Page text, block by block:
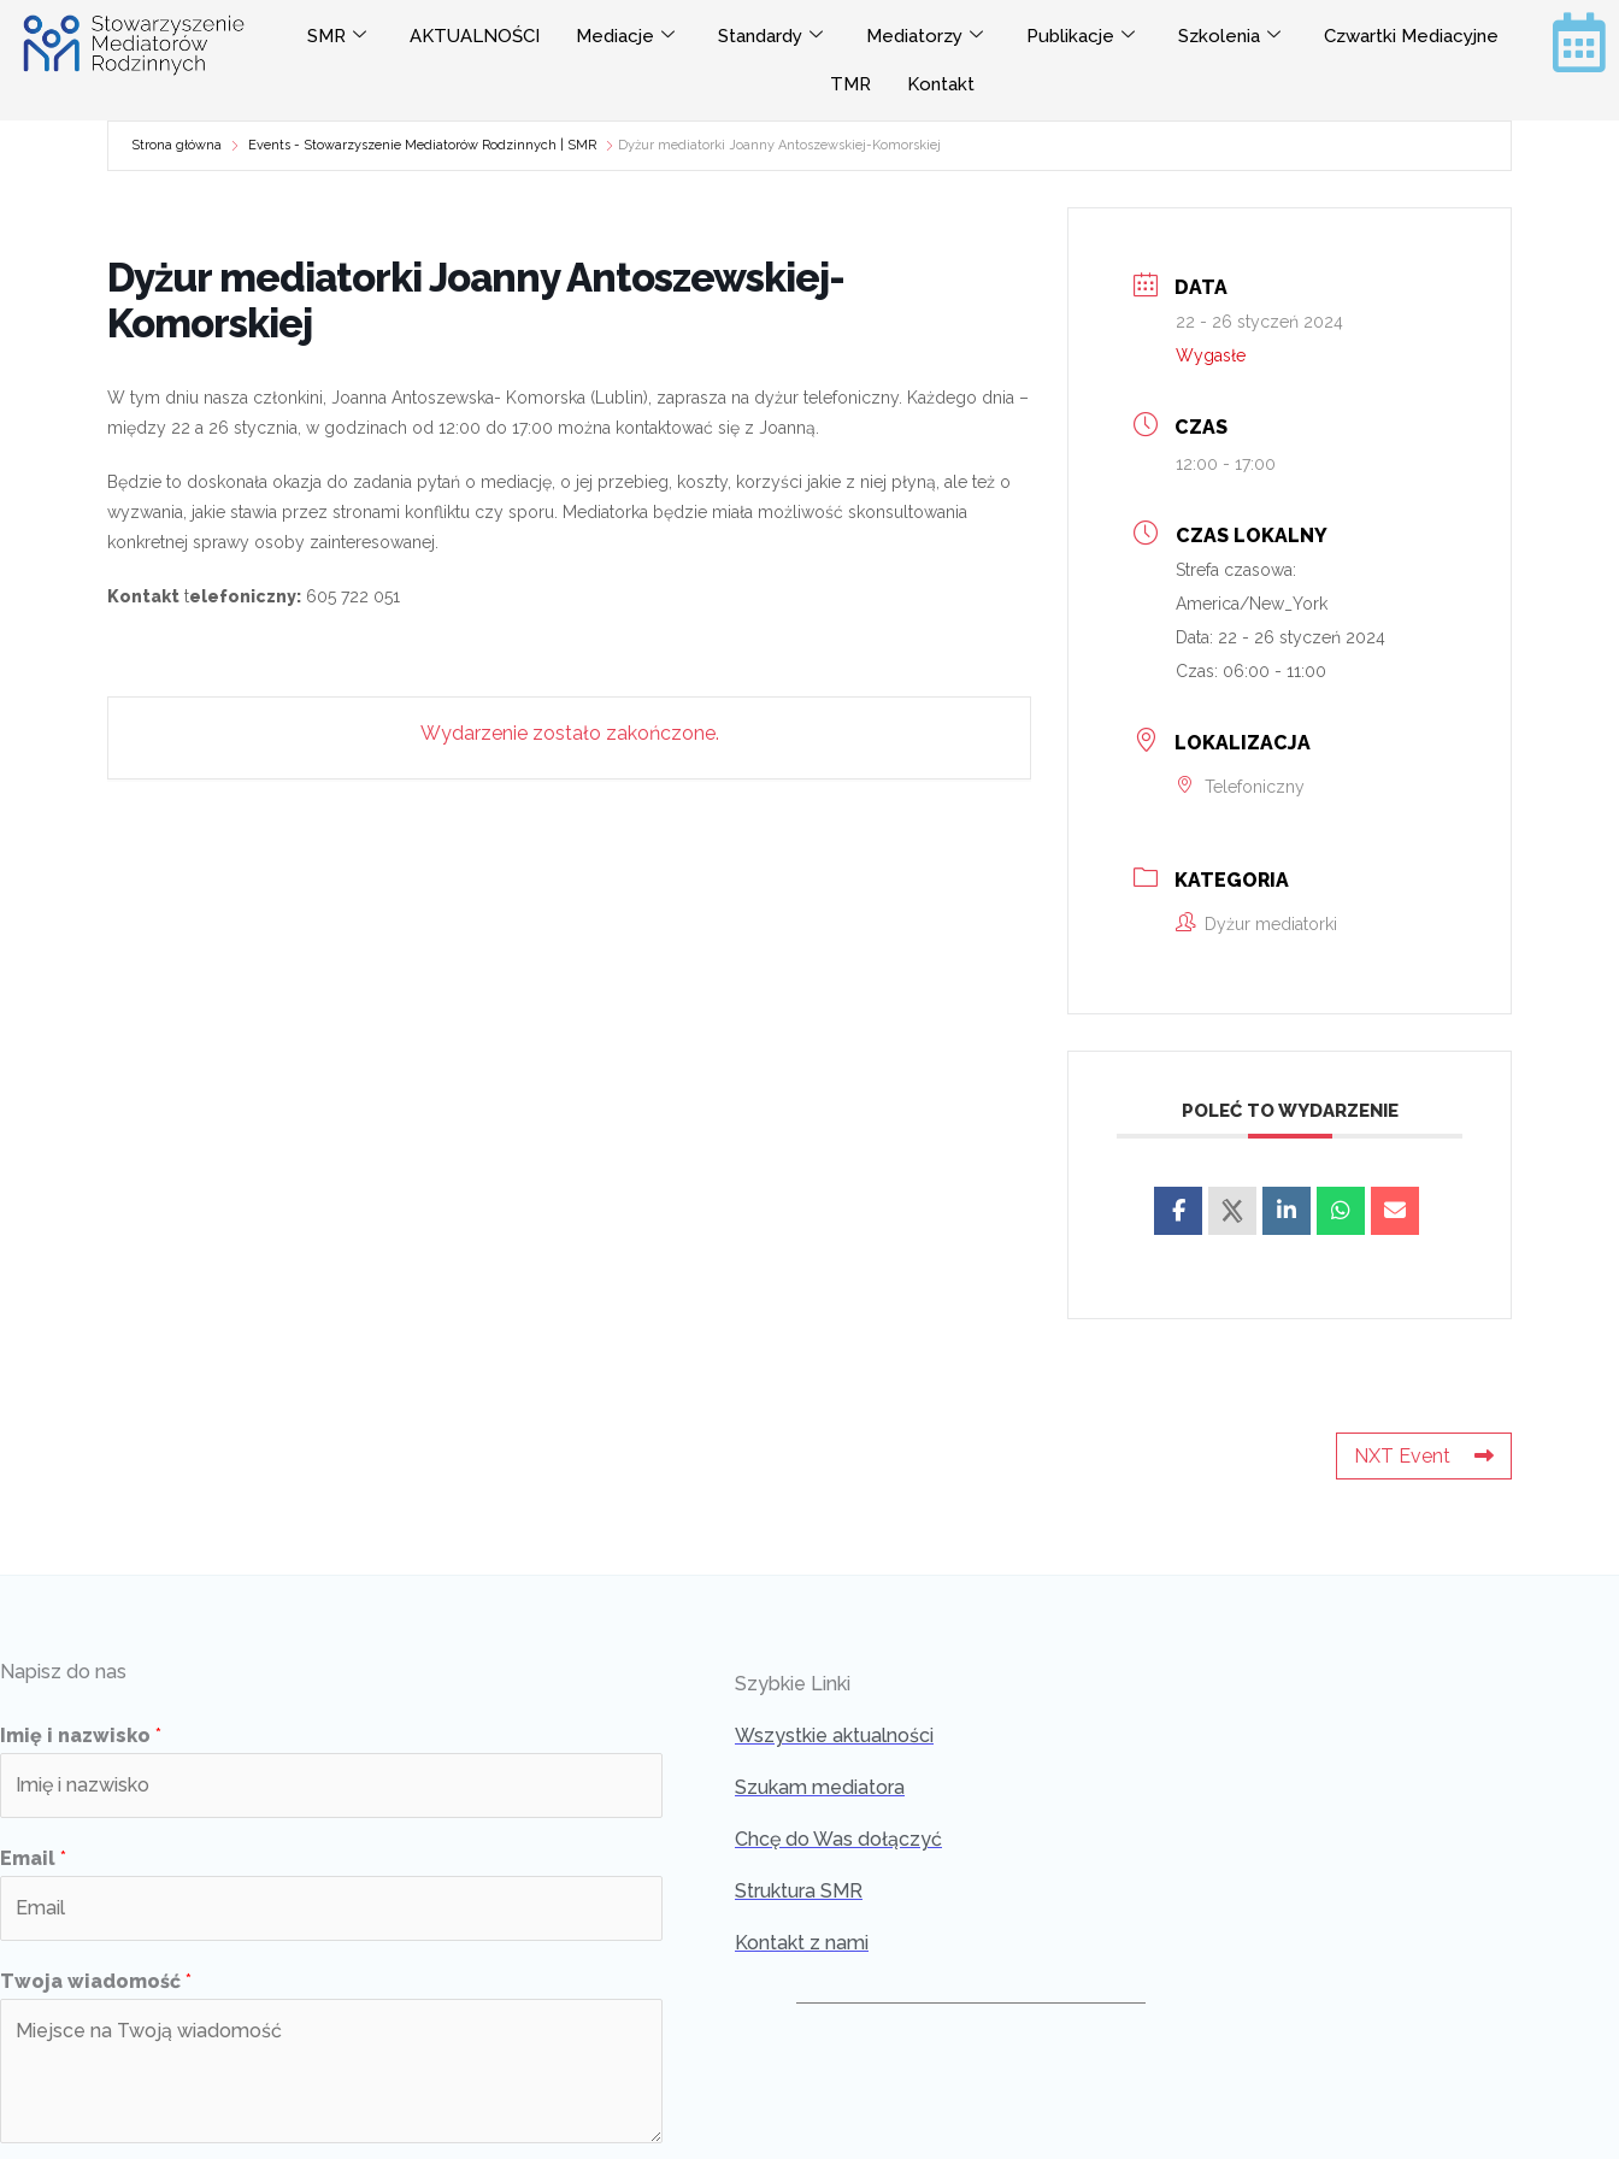
Przejdź
SMR AKTUALNOŚCI Mediacje Standardy Mediatorzy Publikacje Szkolenia Czwartki Mediacyjne
TMR Kontakt
Strona główna Events - Stowarzyszenie Mediatorów Rodzinnych | SMR Dyżur mediatorki Joanny Antoszewskiej-Komorskiej
Dyżur mediatorki Joanny Antoszewskiej-
Komorskiej
W tym dniu nasza członkini, Joanna Antoszewska- Komorska (Lublin), zaprasza na dyżur telefoniczny. Każdego dnia –
między 22 a 26 stycznia, w godzinach od 12:00 do 17:00 można kontaktować się z Joanną.
Będzie to doskonała okazja do zadania pytań o mediację, o jej przebieg, koszty, korzyści jakie z niej płyną, ale też o
wyzwania, jakie stawia przez stronami konfliktu czy sporu. Mediatorka będzie miała możliwość skonsultowania
konkretnej sprawy osoby zainteresowanej.
Kontakt telefoniczny: 605 722 051
Wydarzenie zostało zakończone.
DATA
22 - 26 styczeń 2024
Wygasłe
CZAS
12:00 - 17:00
CZAS LOKALNY
Strefa czasowa:
America/New_York
Data: 22 - 26 styczeń 2024
Czas: 06:00 - 11:00
LOKALIZACJA
Telefoniczny
KATEGORIA
Dyżur mediatorki
POLEĆ TO WYDARZENIE
NXT Event
Napisz do nas
Imię i nazwisko *
Email *
Twoja wiadomość *
Szybkie Linki
Wszystkie aktualności
Szukam mediatora
Chcę do Was dołączyć
Struktura SMR
Kontakt z nami